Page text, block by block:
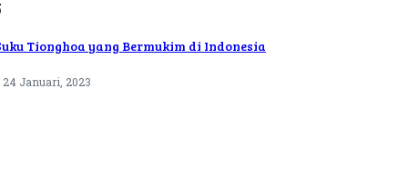
Tionghoa yang Bermukim di Indonesia
24 Januari, 2023